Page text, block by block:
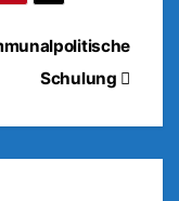
Schulung